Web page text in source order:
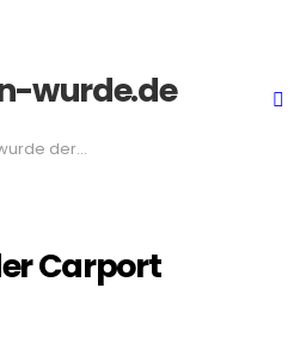
Carport erfunden?
Carport